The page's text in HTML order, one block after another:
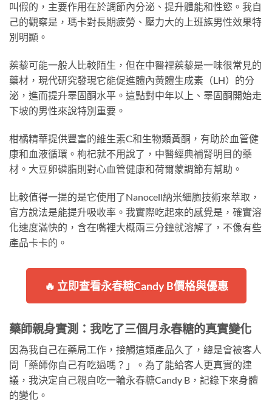
叫假的，主要作用在於調節內分泌、提升體能和性慾。我自
己的觀察是，瑪卡對長期疲勞、壓力大的上班族男性效果特
別明顯。
蒺藜可能一般人比較陌生，但在中醫裡蒺藜是一味很常見的
藥材，現代研究發現它能促進體內黃體生成素（LH）的分
泌，進而提升睪固酮水平。這點對中年以上、睪固酮開始走
下坡的男性來說特別重要。
柑橘精華提供豐富的維生素C和生物類黃酮，有助於血管健
康和血液循環。枸杞就不用說了，中醫經典補腎明目的藥
材。大豆卵磷脂則對心血管健康和荷爾蒙調節有幫助。
比較值得一提的是它使用了Nanocell納米細胞技術來萃取，
官方說法是能提升吸收率。我實際吃起來的感覺是，確實溶
化速度滿快的，含在嘴裡大概兩三分鐘就溶解了，不像有些
產品卡卡的。
🔥 立即查看永春糖Candy B價格與優惠
藥師親身實測：我吃了三個月永春糖的真實變化
因為我自己在藥局工作，接觸這類產品久了，總是會被客人
問「藥師你自己有吃過嗎？」。為了能給客人更真實的建
議，我決定自己親自吃一輪永春糖Candy B，記錄下來身體
的變化。